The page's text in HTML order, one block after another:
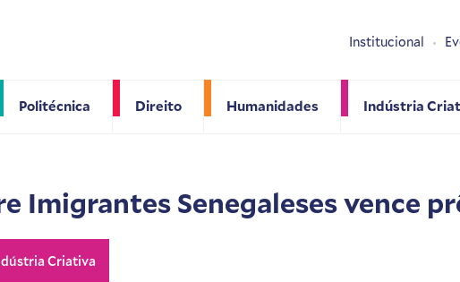
Politécnica Direito Humanidades Indústria
Institucional
Imigrantes Senegaleses vence
Criativa